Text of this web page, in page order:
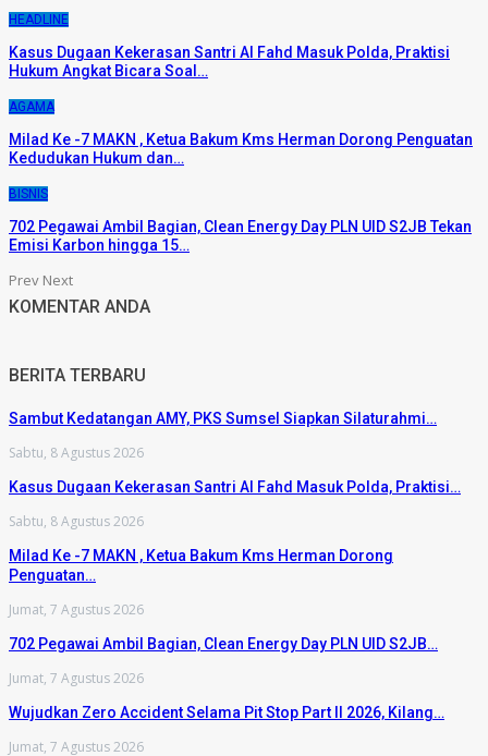
HEADLINE
Kasus Dugaan Kekerasan Santri Al Fahd Masuk Polda, Praktisi
Hukum Angkat Bicara Soal…
AGAMA
Milad Ke -7 MAKN , Ketua Bakum Kms Herman Dorong Penguatan
Kedudukan Hukum dan…
BISNIS
702 Pegawai Ambil Bagian, Clean Energy Day PLN UID S2JB Tekan
Emisi Karbon hingga 15…
Prev Next
KOMENTAR ANDA
BERITA TERBARU
Sambut Kedatangan AMY, PKS Sumsel Siapkan Silaturahmi…
Sabtu, 8 Agustus 2026
Kasus Dugaan Kekerasan Santri Al Fahd Masuk Polda, Praktisi…
Sabtu, 8 Agustus 2026
Milad Ke -7 MAKN , Ketua Bakum Kms Herman Dorong
Penguatan…
Jumat, 7 Agustus 2026
702 Pegawai Ambil Bagian, Clean Energy Day PLN UID S2JB…
Jumat, 7 Agustus 2026
Wujudkan Zero Accident Selama Pit Stop Part II 2026, Kilang…
Jumat, 7 Agustus 2026